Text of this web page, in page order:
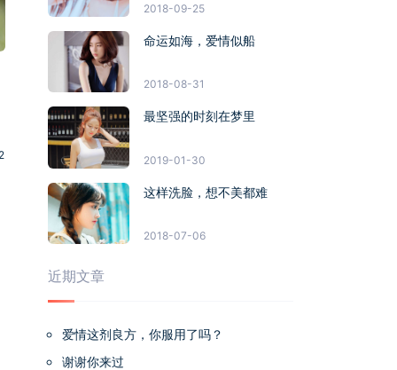
2018-09-25
命运如海，爱情似船
2018-08-31
最坚强的时刻在梦里
2019-01-30
这样洗脸，想不美都难
2018-07-06
近期文章
爱情这剂良方，你服用了吗？
谢谢你来过